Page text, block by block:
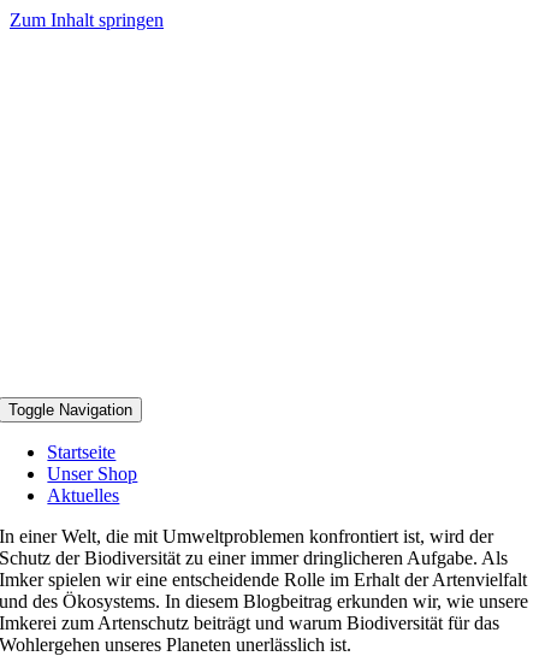
Zum Inhalt springen
Toggle Navigation
Startseite
Unser Shop
Aktuelles
In einer Welt, die mit Umweltproblemen konfrontiert ist, wird der
Schutz der Biodiversität zu einer immer dringlicheren Aufgabe. Als
Imker spielen wir eine entscheidende Rolle im Erhalt der Artenvielfalt
und des Ökosystems. In diesem Blogbeitrag erkunden wir, wie unsere
Imkerei zum Artenschutz beiträgt und warum Biodiversität für das
Wohlergehen unseres Planeten unerlässlich ist.